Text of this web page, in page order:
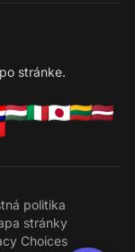
stránke.
politika
stránky
Choices